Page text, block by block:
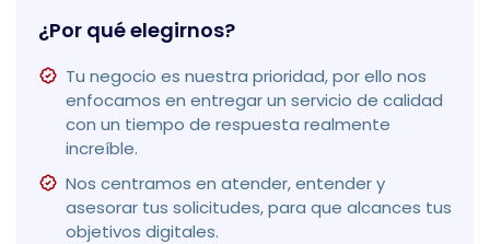
¿Por qué elegirnos?
Tu negocio es nuestra prioridad, por ello nos
enfocamos en entregar un servicio de calidad
con un tiempo de respuesta realmente
increíble.
Nos centramos en atender, entender y
asesorar tus solicitudes, para que alcances tus
objetivos digitales.